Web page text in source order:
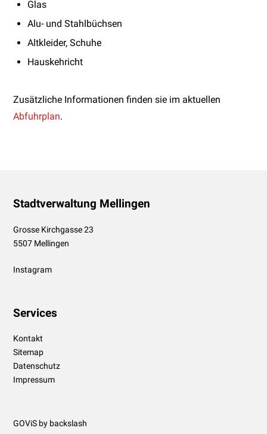
Glas
Alu- und Stahlbüchsen
Altkleider, Schuhe
Hauskehricht
Zusätzliche Informationen finden sie im aktuellen
Abfuhrplan.
Footer
Stadtverwaltung Mellingen
Grosse Kirchgasse 23
5507 Mellingen
Instagram
Services
Kontakt
Sitemap
Datenschutz
Impressum
GOViS by backslash